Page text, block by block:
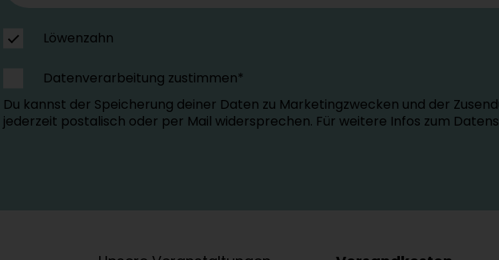
Löwenzahn
Datenverarbeitung zustimmen*
Du kannst der Speicherung deiner Daten zu Marketingzwecken und der
jederzeit postalisch oder per Mail widersprechen. Für weitere Infos zum